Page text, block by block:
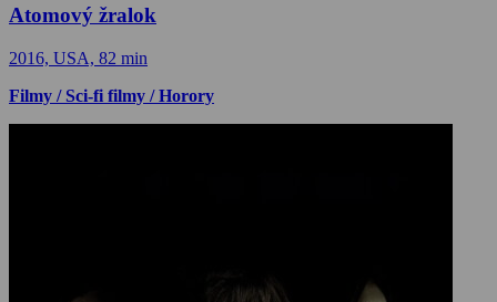
Atomový žralok
2016, USA, 82 min
Filmy / Sci-fi filmy / Horory